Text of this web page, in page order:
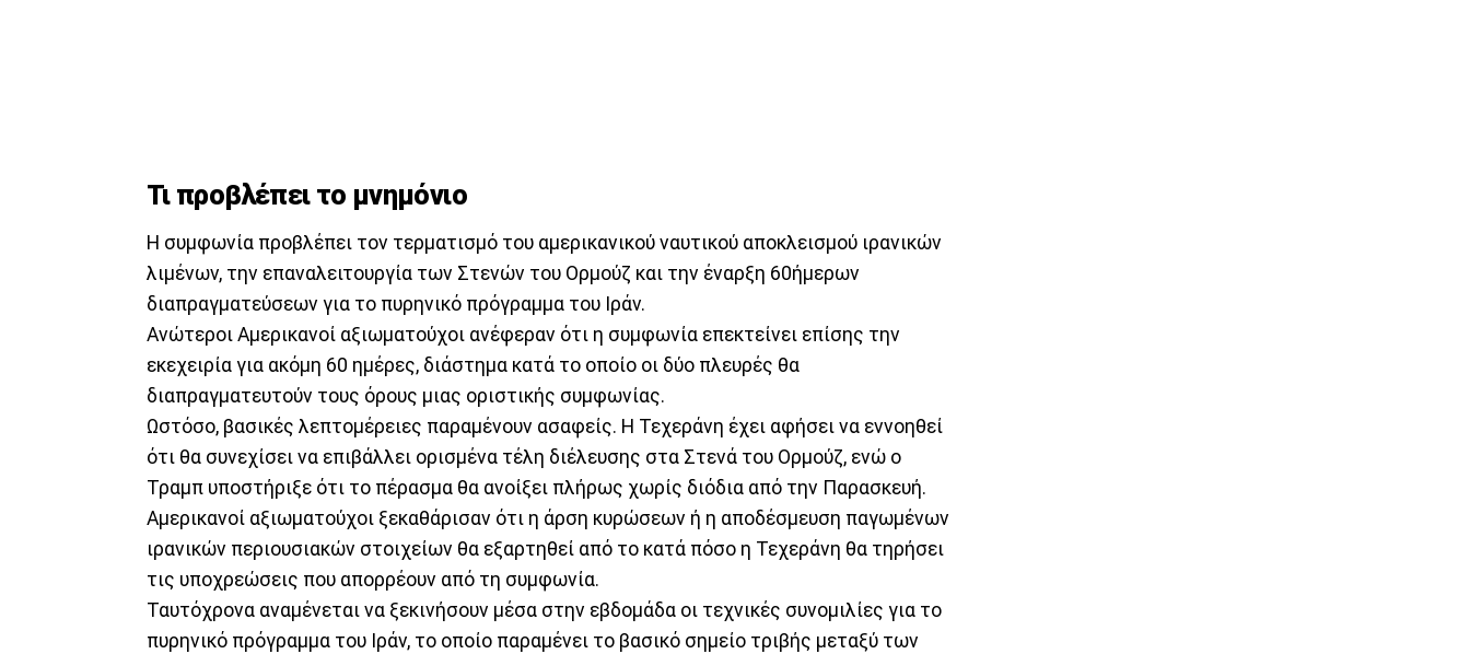
Τι προβλέπει το μνημόνιο
Η συμφωνία προβλέπει τον τερματισμό του αμερικανικού ναυτικού αποκλεισμού ιρανικών
λιμένων, την επαναλειτουργία των Στενών του Ορμούζ και την έναρξη 60ήμερων
διαπραγματεύσεων για το πυρηνικό πρόγραμμα του Ιράν.
Ανώτεροι Αμερικανοί αξιωματούχοι ανέφεραν ότι η συμφωνία επεκτείνει επίσης την
εκεχειρία για ακόμη 60 ημέρες, διάστημα κατά το οποίο οι δύο πλευρές θα
διαπραγματευτούν τους όρους μιας οριστικής συμφωνίας.
Ωστόσο, βασικές λεπτομέρειες παραμένουν ασαφείς. Η Τεχεράνη έχει αφήσει να εννοηθεί
ότι θα συνεχίσει να επιβάλλει ορισμένα τέλη διέλευσης στα Στενά του Ορμούζ, ενώ ο
Τραμπ υποστήριξε ότι το πέρασμα θα ανοίξει πλήρως χωρίς διόδια από την Παρασκευή.
Αμερικανοί αξιωματούχοι ξεκαθάρισαν ότι η άρση κυρώσεων ή η αποδέσμευση παγωμένων
ιρανικών περιουσιακών στοιχείων θα εξαρτηθεί από το κατά πόσο η Τεχεράνη θα τηρήσει
τις υποχρεώσεις που απορρέουν από τη συμφωνία.
Ταυτόχρονα αναμένεται να ξεκινήσουν μέσα στην εβδομάδα οι τεχνικές συνομιλίες για το
πυρηνικό πρόγραμμα του Ιράν, το οποίο παραμένει το βασικό σημείο τριβής μεταξύ των